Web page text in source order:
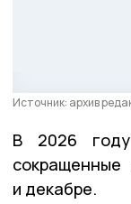
Источник: архив
В 2026
и декабре.